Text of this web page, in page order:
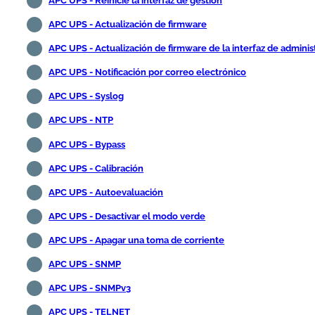
APC UPS - Actualización de firmware
APC UPS - Actualización de firmware de la interfaz de
APC UPS - Notificación por correo electrónico
APC UPS - Syslog
APC UPS - NTP
APC UPS - Bypass
APC UPS - Calibración
APC UPS - Autoevaluación
APC UPS - Desactivar el modo verde
APC UPS - Apagar una toma de corriente
APC UPS - SNMP
APC UPS - SNMPv3
APC UPS - TELNET